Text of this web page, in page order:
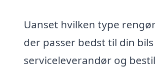
Uanset hvilken type
der passer bedst til din
serviceleverandør og